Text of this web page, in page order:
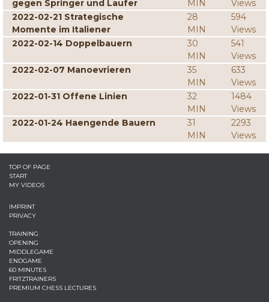
gegen Springer und Laufer
MIN
Views
2022-02-21 Strategische
Momente im Italiener
28
MIN
594
Views
2022-02-14 Doppelbauern
30
MIN
541
Views
2022-02-07 Manoevrieren
35
MIN
633
Views
2022-01-31 Offene Linien
32
MIN
1484
Views
2022-01-24 Haengende Bauern
31
MIN
2293
Views
TOP OF PAGE
START
MY VIDEOS
IMPRINT
PRIVACY
TRAINING
OPENING
MIDDLEGAME
ENDGAME
60 MINUTES
FRITZTRAINERS
PREMIUM CHESS LECTURES